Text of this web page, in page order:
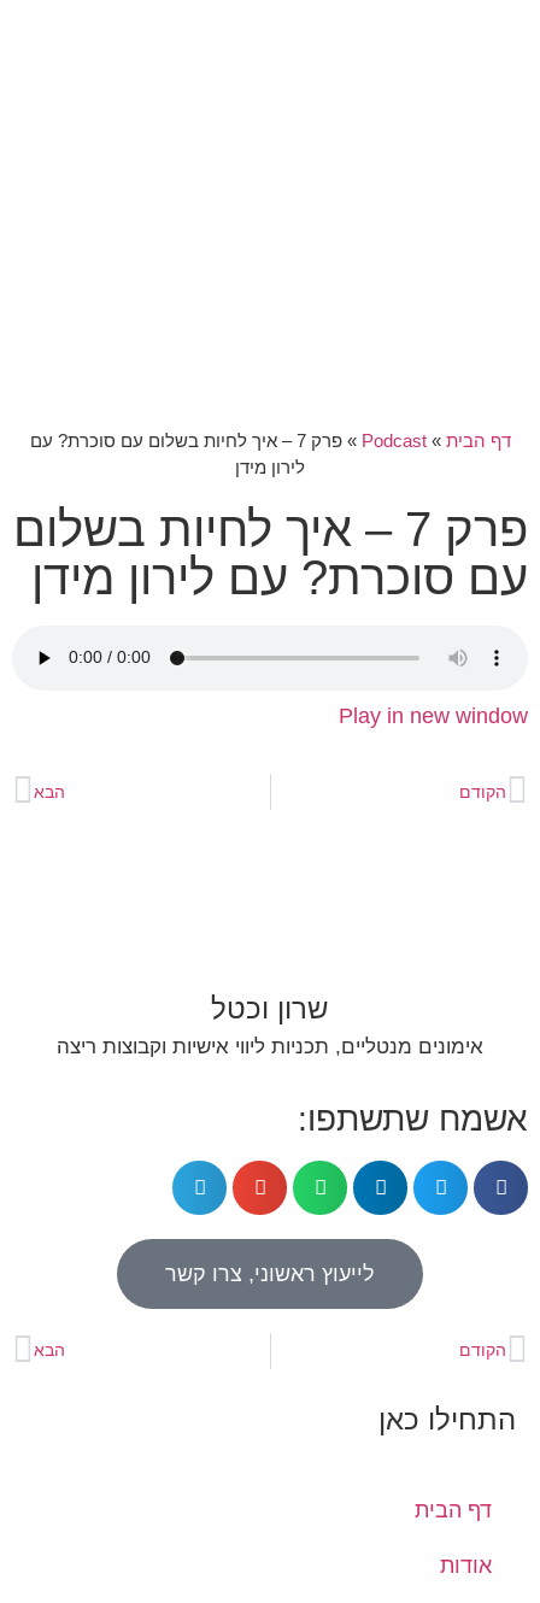
דף הבית »
Podcast
»
פרק 7 – איך לחיות בשלום עם סוכרת? עם
לירון מידן
פרק 7 – איך לחיות בשלום
עם סוכרת? עם לירון מידן
Play in new window
הקודם הבא
שרון וכטל
אימונים מנטליים, תכניות ליווי אישיות וקבוצות ריצה
אשמח שתשתפו:
לייעוץ ראשוני, צרו קשר
הקודם הבא
התחילו כאן
דף הבית
אודות